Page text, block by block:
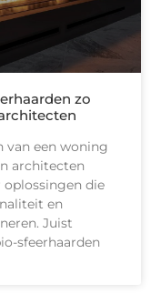
zo
van een woning
architecten
die
en
Juist
sfeerhaarden